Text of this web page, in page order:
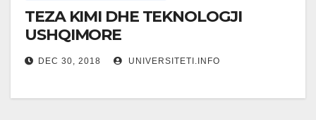
TEZA KIMI DHE TEKNOLOGJI
USHQIMORE
DEC 30, 2018 UNIVERSITETI.INFO